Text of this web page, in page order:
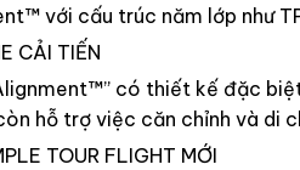
với cấu trúc năm lớp như
CẢI TIẾN
có thiết kế đặc
hỗ trợ việc căn chỉnh và di
TOUR FLIGHT MỚI